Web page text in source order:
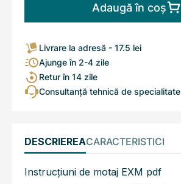
Adaugă în coș
Livrare la adresă - 17.5 lei
Ajunge în 2-4 zile
Retur în 14 zile
Consultanță tehnică de specialitate
DESCRIEREACARACTERISTICI
Instrucțiuni de motaj EXM pdf